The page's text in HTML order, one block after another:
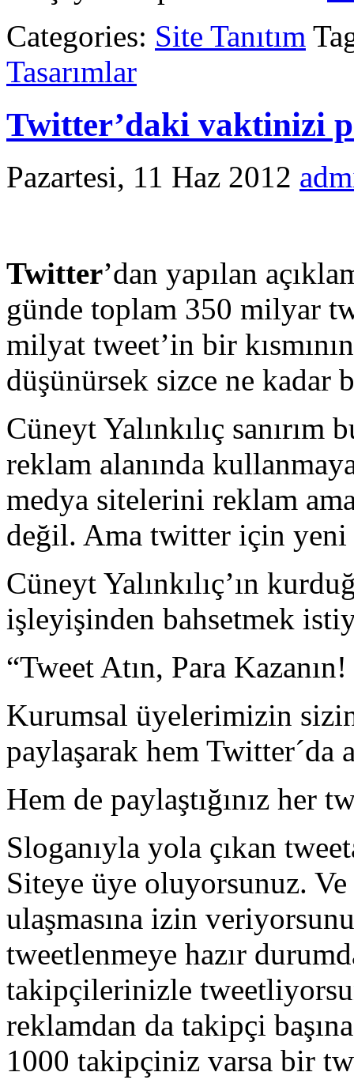
Categories: Site Tanıtım
Tasarımlar
Twitter’daki vaktinizi
Pazartesi, 11 Haz 2012
Twitter’dan yapılan
günde toplam 350 milyar
milyat tweet’in bir
düşünürsek sizce ne
Cüneyt Yalınkılıç
reklam alanında
medya sitelerini reklam
değil. Ama twitter için
Cüneyt Yalınkılıç’ın
işleyişinden bahsetmek
“Tweet Atın, Para Kazanın!
Kurumsal üyelerimizin
paylaşarak hem Twitter´da
Hem de paylaştığınız her
Sloganıyla yola çıkan
Siteye üye oluyorsunuz.
ulaşmasına izin
tweetlenmeye hazır
takipçilerinizle
reklamdan da takipçi
1000 takipçiniz varsa bir